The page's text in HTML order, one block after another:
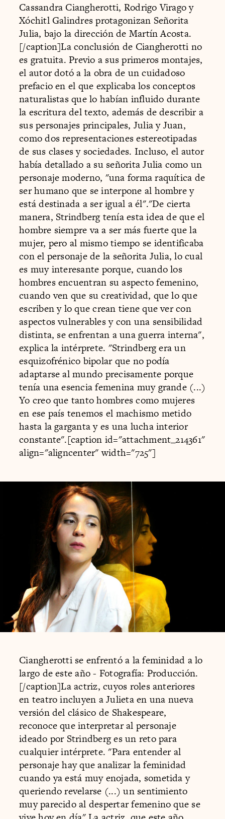
Cassandra Ciangherotti, Rodrigo Virago y
Xóchitl Galindres protagonizan Señorita
Julia, bajo la dirección de Martín Acosta.
[/caption]La conclusión de Ciangherotti no
es gratuita. Previo a sus primeros montajes,
el autor dotó a la obra de un cuidadoso
prefacio en el que explicaba los conceptos
naturalistas que lo habían influido durante
la escritura del texto, además de describir a
sus personajes principales, Julia y Juan,
como dos representaciones estereotipadas
de sus clases y sociedades. Incluso, el autor
había detallado a su señorita Julia como un
personaje moderno, "una forma raquítica de
ser humano que se interpone al hombre y
está destinada a ser igual a él"."De cierta
manera, Strindberg tenía esta idea de que el
hombre siempre va a ser más fuerte que la
mujer, pero al mismo tiempo se identificaba
con el personaje de la señorita Julia, lo cual
es muy interesante porque, cuando los
hombres encuentran su aspecto femenino,
cuando ven que su creatividad, que lo que
escriben y lo que crean tiene que ver con
aspectos vulnerables y con una sensibilidad
distinta, se enfrentan a una guerra interna",
explica la intérprete. "Strindberg era un
esquizofrénico bipolar que no podía
adaptarse al mundo precisamente porque
tenía una esencia femenina muy grande (...)
Yo creo que tanto hombres como mujeres
en ese país tenemos el machismo metido
hasta la garganta y es una lucha interior
constante".[caption id="attachment_214361"
align="aligncenter" width="725"]
Ciangherotti se enfrentó a la feminidad a lo
largo de este año - Fotografía: Producción.
[/caption]La actriz, cuyos roles anteriores
en teatro incluyen a Julieta en una nueva
versión del clásico de Shakespeare,
reconoce que interpretar al personaje
ideado por Strindberg es un reto para
cualquier intérprete. "Para entender al
personaje hay que analizar la feminidad
cuando ya está muy enojada, sometida y
queriendo revelarse (...) un sentimiento
muy parecido al despertar femenino que se